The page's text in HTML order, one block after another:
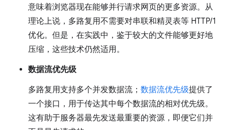
意味着浏览器现在能够并行请求网页的更多资源。从
理论上说，多路复用不需要对串联和精灵表等 HTTP/1
优化。但是，在实践中，鉴于较大的文件能够更好地
压缩，这些技术仍然适用。
数据流优先级
多路复用支持多个并发数据流； 数据流优先级提供了
一个接口，用于传达其中每个数据流的相对优先级。
这有助于服务器最先发送最重要的资源，即便它们并